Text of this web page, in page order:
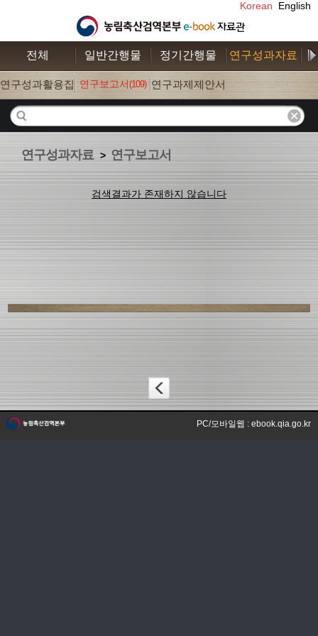
Korean English
전체 일반간행물 정기간행물 연구성과자료
연구성과활용집 (26)
연구보고서(109) 연구과제제안서
연구성과자료 > 연구보고서
검색결과가 존재하지 않습니다
PC/모바일웹 : ebook.qia.go.kr